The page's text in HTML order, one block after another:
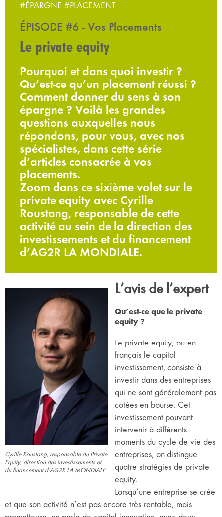
#ÉPARGNE #PLACEMENT
ÉPISODE #6 - Vos Placements
Le private equity
Pourquoi et dans quoi investir ?
Qu’est-ce qu’un placement réussi ?
Comment donner du sens à son
épargne ? Voilà les grandes
questions auxquelles nous
répondons, pour vous, avec nos
spécialistes, dans cette série
d’articles consacrée à vos
placements.
Zoom dans ce sixième volet sur le
private equity avec Cyrille
Roustang, responsable de cette
activité au sein de la direction des
investissements et du financement
d’AG2R LA MONDIALE.
Cyrille Roustang, responsable du Private
Equity, direction des investissements et
du financement d’AG2R LA MONDIALE
L’avis de l’expert
Qu’est-ce que le private
equity ?
Le private equity, ou en
français le capital
investissement, consiste à
investir dans des entreprises
qui ne sont généralement pas
cotées en bourse. Cet
investissement pouvant
intervenir à différents
moments du cycle de vie des
entreprises, on distingue
quatre stratégies de private
equity.
Lorsqu’une entreprise se crée
et que son activité n’est pas encore très rentable, mais